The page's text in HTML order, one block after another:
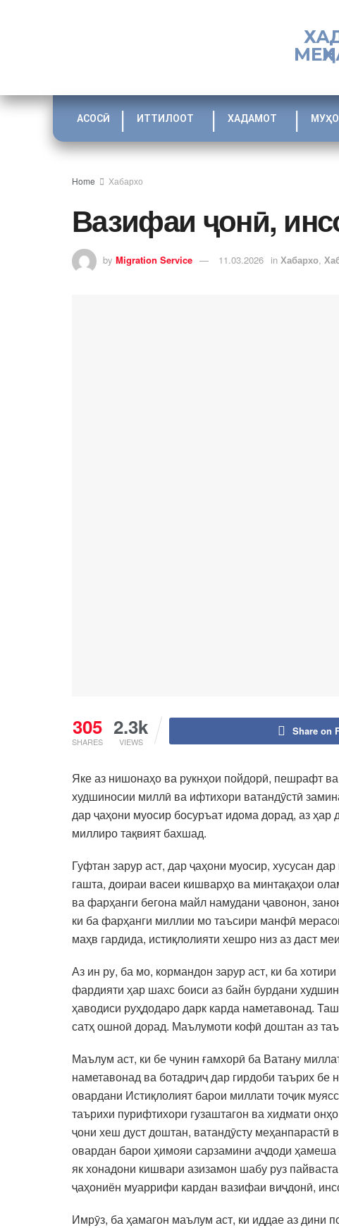
АСОСӢ ИТТИЛООТ ХАДАМОТ
Home Хабархо
Вазифаи ҷонӣ,
by Migration Service 11.03.2026 in Хабархо,
305
SHARES
2.3k
VIEWS
Share on
Яке аз нишонаҳо ва рукнҳои пойдорӣ, пешрафт
худшиносии миллӣ ва ифтихори ватандӯстӣ
дар ҷаҳони муосир босуръат идома дорад, аз
миллиро тақвият бахшад.
Гуфтан зарур аст, дар ҷаҳони муосир, хусусан
гашта, доираи васеи кишварҳо ва минтақаҳои
ва фарҳанги бегона майл намудани ҷавонон,
ки ба фарҳанги миллии мо таъсири манфӣ
маҳв гардида, истиқлолияти хешро низ аз даст
Аз ин ру, ба мо, кормандон зарур аст, ки ба
фардияти ҳар шахс боиси аз байн бурдани
ҳаводиси руҳдодаро дарк карда наметавонад.
сатҳ ошноӣ дорад. Маълумоти кофӣ доштан аз
Маълум аст, ки бе чунин ғамхорӣ ба Ватану
наметавонад ва ботадриҷ дар гирдоби таърих
овардани Истиқлолият барои миллати тоҷик
таърихи пурифтихори гузаштагон ва хидмати
ҷони хеш дуст доштан, ватандӯсту меҳанпарастӣ
овардан барои ҳимояи сарзамини аҷдоди
як хонадони кишвари азизамон шабу руз
ҷаҳониён муаррифи кардан вазифаи виҷдонӣ,
Имрӯз, ба ҳамагон маълум аст, ки иддае аз дини